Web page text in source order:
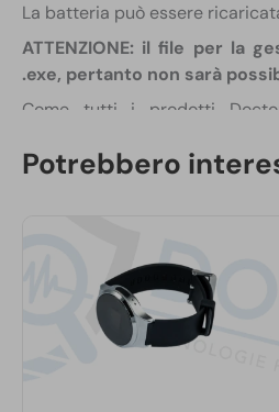
La batteria può essere
ATTENZIONE: il file per la
.exe, pertanto non sarà
Come tutti i prodotti
controllo.
Potrebbero